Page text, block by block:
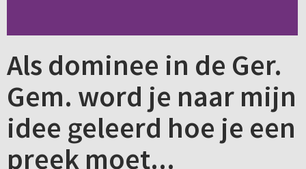
Als dominee in de Ger.
Gem. word je naar mijn
idee geleerd hoe je een
preek moet...